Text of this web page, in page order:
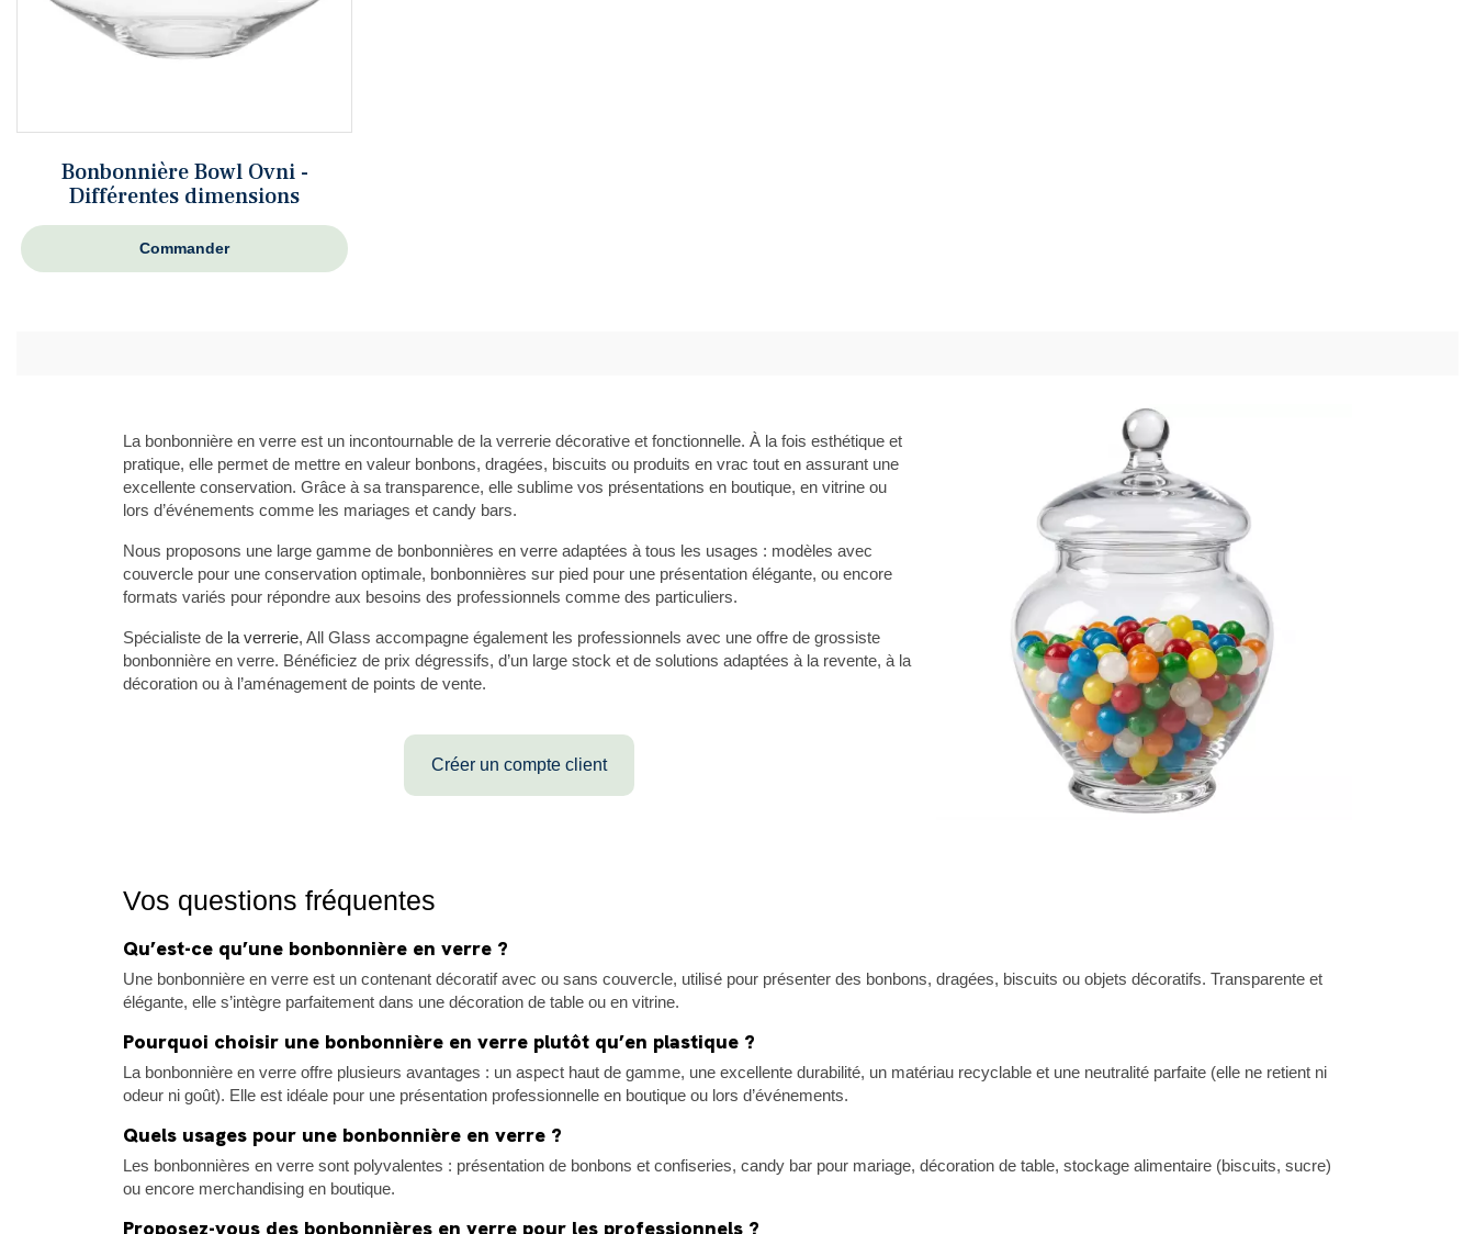
Bonbonnière Bowl Ovni -
Différentes dimensions
Commander
La bonbonnière en verre est un incontournable de la verrerie décorative et fonctionnelle. À la fois esthétique et
pratique, elle permet de mettre en valeur bonbons, dragées, biscuits ou produits en vrac tout en assurant une
excellente conservation. Grâce à sa transparence, elle sublime vos présentations en boutique, en vitrine ou
lors d’événements comme les mariages et candy bars.
Nous proposons une large gamme de bonbonnières en verre adaptées à tous les usages : modèles avec
couvercle pour une conservation optimale, bonbonnières sur pied pour une présentation élégante, ou encore
formats variés pour répondre aux besoins des professionnels comme des particuliers.
Spécialiste de la verrerie, All Glass accompagne également les professionnels avec une offre de grossiste
bonbonnière en verre. Bénéficiez de prix dégressifs, d’un large stock et de solutions adaptées à la revente, à la
décoration ou à l’aménagement de points de vente.
Créer un compte client
Vos questions fréquentes
Qu’est-ce qu’une bonbonnière en verre ?
Une bonbonnière en verre est un contenant décoratif avec ou sans couvercle, utilisé pour présenter des bonbons, dragées, biscuits ou objets décoratifs. Transparente et
élégante, elle s’intègre parfaitement dans une décoration de table ou en vitrine.
Pourquoi choisir une bonbonnière en verre plutôt qu’en plastique ?
La bonbonnière en verre offre plusieurs avantages : un aspect haut de gamme, une excellente durabilité, un matériau recyclable et une neutralité parfaite (elle ne retient ni
odeur ni goût). Elle est idéale pour une présentation professionnelle en boutique ou lors d’événements.
Quels usages pour une bonbonnière en verre ?
Les bonbonnières en verre sont polyvalentes : présentation de bonbons et confiseries, candy bar pour mariage, décoration de table, stockage alimentaire (biscuits, sucre)
ou encore merchandising en boutique.
Proposez-vous des bonbonnières en verre pour les professionnels ?